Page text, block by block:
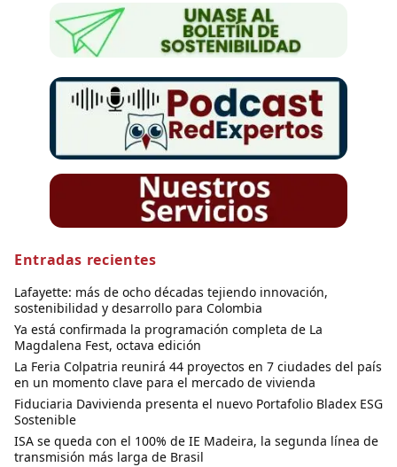
Entradas recientes
Lafayette: más de ocho décadas tejiendo innovación,
sostenibilidad y desarrollo para Colombia
Ya está confirmada la programación completa de La
Magdalena Fest, octava edición
La Feria Colpatria reunirá 44 proyectos en 7 ciudades del país
en un momento clave para el mercado de vivienda
Fiduciaria Davivienda presenta el nuevo Portafolio Bladex ESG
Sostenible
ISA se queda con el 100% de IE Madeira, la segunda línea de
transmisión más larga de Brasil